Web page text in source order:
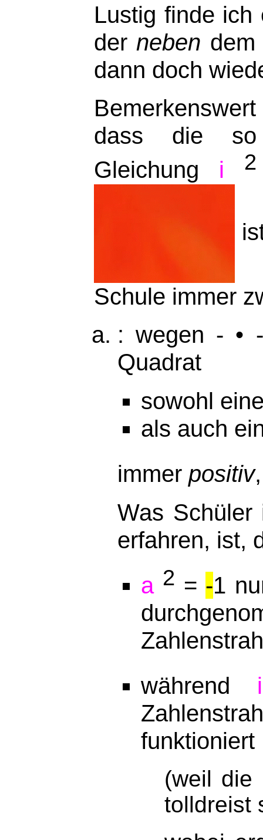
Lustig finde
der neben
dann doch
dass die so
Gleichung i 2
Schule immer
: wegen - •
Quadrat
sowohl
als auch
immer positiv
Was
erfahren, ist,
a 2 = -1
während i
funktioniert
(weil die
tolldreist